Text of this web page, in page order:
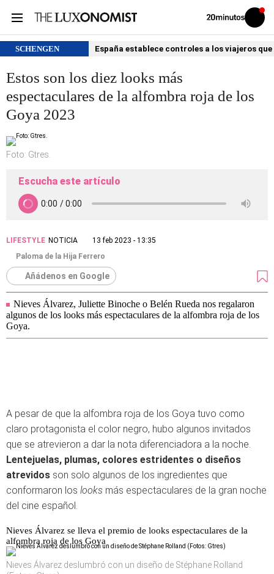
Volver
Iniciar
sesión
SCHENGEN España establece controles a los viajeros
Estos son los diez looks más
espectaculares de la alfombra roja de los
Goya 2023
Foto: Gtres.
Escucha este artículo
LIFESTYLE NOTICIA
13 feb 2023 - 13:35
Paloma de la Hija Ferrero
Añádenos en Google
Nieves Álvarez, Juliette Binoche o Belén Rueda nos regalaron
algunos de los looks más espectaculares de la alfombra roja de los
Goya.
A pesar de que la alfombra roja de los Goya tuvo como
claro protagonista el color negro, hubo algunos invitados
que se atrevieron a dar la nota diferenciadora a la noche.
Lentejuelas, plumas, colores estridentes o diseños
atrevidos son solo algunos de los ingredientes que
conformaron los looks más espectaculares de la gran noche
del cine español.
Nieves Álvarez se lleva el premio de looks espectaculares de la
alfombra roja de los Goya
Nieves Álvarez deslumbró con un diseño de Stéphane Rolland